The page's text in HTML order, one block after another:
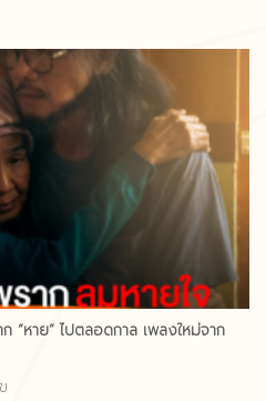
“หาย” ไปตลอดกาล เพลงใหม่จาก